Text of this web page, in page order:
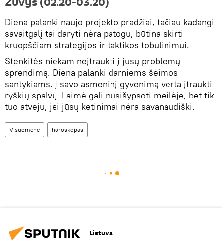
Diena palanki naujo projekto pradžiai, tačiau kadangi
savaitgalį tai daryti nėra patogu, būtina skirti
kruopščiam strategijos ir taktikos tobulinimui.
Stenkitės niekam neįtraukti į jūsų problemų
sprendimą. Diena palanki darniems šeimos
santykiams. Į savo asmeninį gyvenimą verta įtraukti
ryškių spalvų. Laimė gali nusišypsoti meilėje, bet tik
tuo atveju, jei jūsų ketinimai nėra savanaudiški.
Visuomenė horoskopas
Lietuva